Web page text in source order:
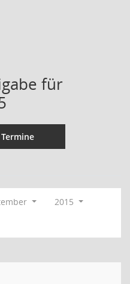
für
Termine
2015